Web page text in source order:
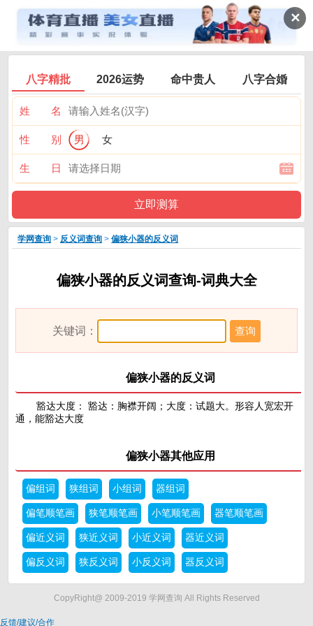
✕
八字精批 2026运势 命中贵人 八字合婚
姓 名
性 别 男 女
生 日
学网查询 > 反义词查询 >偏狭小器的反义词
偏狭小器的反义词查询-词典大全
关键词：
偏狭小器的反义词
豁达大度： 豁达：胸襟开阔；大度：试题大。形容人宽宏开
通，能豁达大度
偏狭小器其他应用
偏组词 狭组词 小组词 器组词
偏笔顺笔画 狭笔顺笔画 小笔顺笔画 器笔顺笔画
偏近义词 狭近义词 小近义词 器近义词
偏反义词 狭反义词 小反义词 器反义词
CopyRight@ 2009-2019 学网查询 All Rights Reserved
反馈/建议/合作